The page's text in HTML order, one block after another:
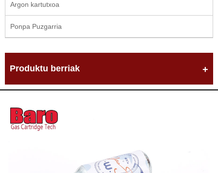
Argon kartutxoa
Ponpa Puzgarria
Produktu berriak